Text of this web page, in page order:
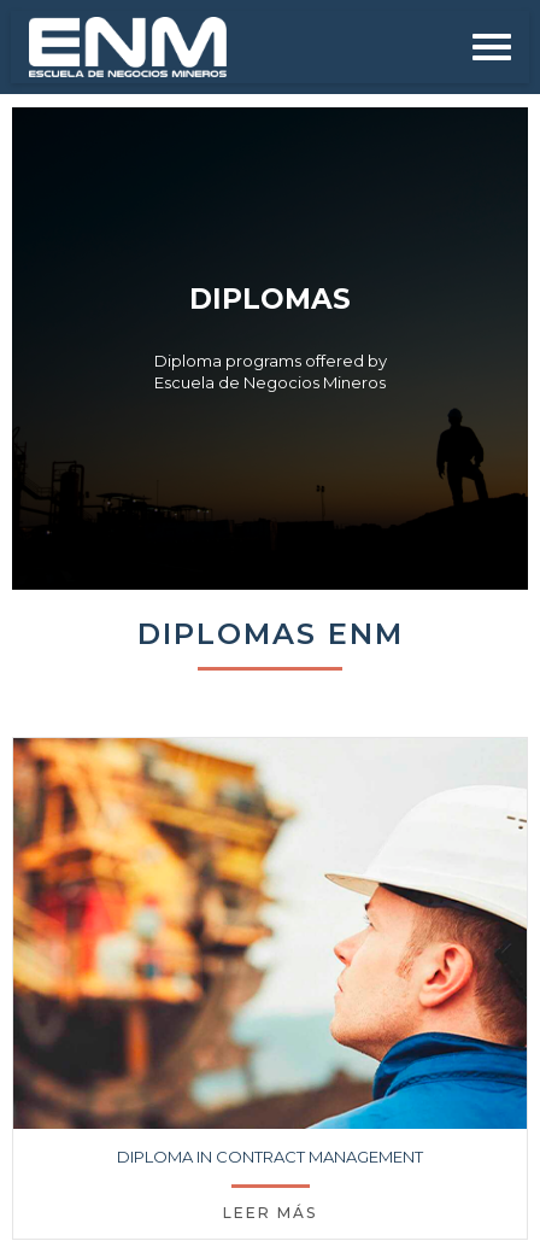
DIPLOMAS
Diploma programs offered by
Escuela de Negocios Mineros
DIPLOMAS ENM
DIPLOMA IN CONTRACT MANAGEMENT
LEER MÁS